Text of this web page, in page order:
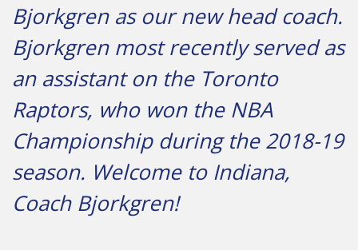
Bjorkgren as our new head coach.
Bjorkgren most recently served as
an assistant on the Toronto
Raptors, who won the NBA
Championship during the 2018-19
season. Welcome to Indiana,
Coach Bjorkgren!